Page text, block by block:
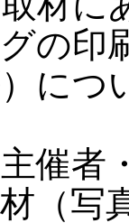
の印
に
催者
（写